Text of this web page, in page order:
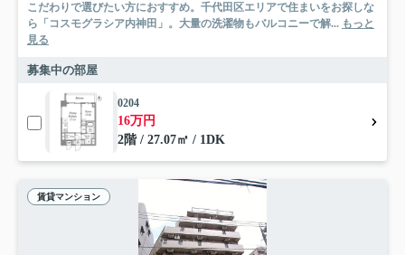
こだわりで選びたい方におすすめ。千代田区エリアで住まいをお探しな
ら「コスモグラシア内神田」。大量の洗濯物もバルコニーで解... もっと
見る
募集中の部屋
0204
16万円
2階 / 27.07㎡ / 1DK
賃貸マンション